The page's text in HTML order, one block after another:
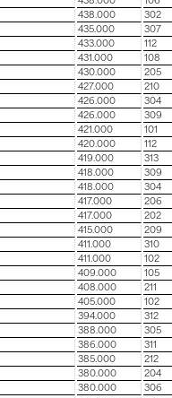
438.000
302
435.000
307
433.000
112
431.000
108
430.000
205
427.000
210
426.000
304
426.000
309
421.000
101
420.000
112
419.000
313
418.000
309
418.000
304
417.000
206
417.000
202
415.000
209
411.000
310
411.000
102
409.000
105
408.000
211
405.000
102
394.000
312
388.000
305
386.000
311
385.000
212
380.000
204
380.000
306